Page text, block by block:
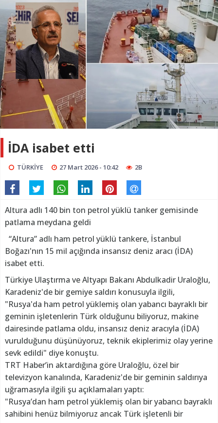
İDA isabet etti
TÜRKİYE 27 Mart 2026 - 10:42 2B
Altura adlı 140 bin ton petrol yüklü tanker gemisinde
patlama meydana geldi
“Altura” adlı ham petrol yüklü tankere, İstanbul
Boğazı'nın 15 mil açığında insansız deniz aracı (İDA)
isabet etti.
Türkiye Ulaştırma ve Altyapı Bakanı Abdulkadir Uraloğlu,
Karadeniz'de bir gemiye saldırı konusuyla ilgili,
"Rusya'da ham petrol yüklemiş olan yabancı bayraklı bir
geminin işletenlerin Türk olduğunu biliyoruz, makine
dairesinde patlama oldu, insansız deniz aracıyla (İDA)
vurulduğunu düşünüyoruz, teknik ekiplerimiz olay yerine
sevk edildi" diye konuştu.
TRT Haber’in aktardığına göre Uraloğlu, özel bir
televizyon kanalında, Karadeniz'de bir geminin saldırıya
uğramasıyla ilgili şu açıklamaları yaptı:
"Rusya’dan ham petrol yüklemiş olan bir yabancı bayraklı
sahibini henüz bilmiyoruz ancak Türk işletenli bir